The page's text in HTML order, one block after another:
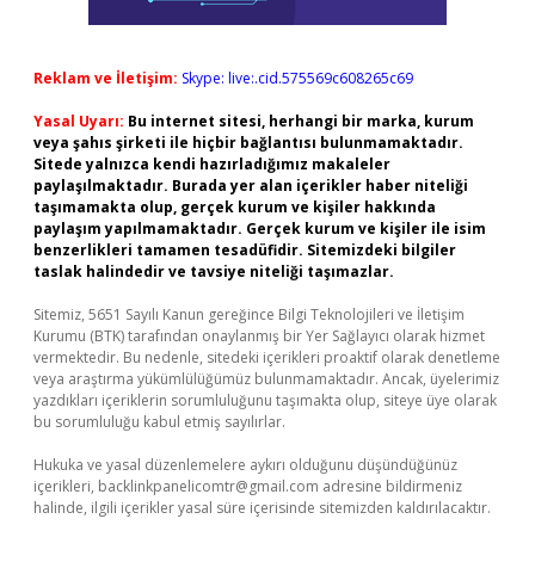
Reklam ve İletişim: Skype: live:.cid.575569c608265c69
Yasal Uyarı: Bu internet sitesi, herhangi bir marka, kurum
veya şahıs şirketi ile hiçbir bağlantısı bulunmamaktadır.
Sitede yalnızca kendi hazırladığımız makaleler
paylaşılmaktadır. Burada yer alan içerikler haber niteliği
taşımamakta olup, gerçek kurum ve kişiler hakkında
paylaşım yapılmamaktadır. Gerçek kurum ve kişiler ile isim
benzerlikleri tamamen tesadüfidir. Sitemizdeki bilgiler
taslak halindedir ve tavsiye niteliği taşımazlar.
Sitemiz, 5651 Sayılı Kanun gereğince Bilgi Teknolojileri ve İletişim
Kurumu (BTK) tarafından onaylanmış bir Yer Sağlayıcı olarak hizmet
vermektedir. Bu nedenle, sitedeki içerikleri proaktif olarak denetleme
veya araştırma yükümlülüğümüz bulunmamaktadır. Ancak, üyelerimiz
yazdıkları içeriklerin sorumluluğunu taşımakta olup, siteye üye olarak
bu sorumluluğu kabul etmiş sayılırlar.
Hukuka ve yasal düzenlemelere aykırı olduğunu düşündüğünüz
içerikleri, backlinkpanelicomtr@gmail.com adresine bildirmeniz
halinde, ilgili içerikler yasal süre içerisinde sitemizden kaldırılacaktır.